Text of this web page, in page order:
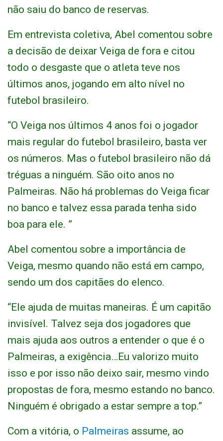
não saiu do banco de reservas.
Em entrevista coletiva, Abel comentou sobre
a decisão de deixar Veiga de fora e citou
todo o desgaste que o atleta teve nos
últimos anos, jogando em alto nível no
futebol brasileiro.
“O Veiga nos últimos 4 anos foi o jogador
mais regular do futebol brasileiro, basta ver
os números. Mas o futebol brasileiro não dá
tréguas a ninguém. São oito anos no
Palmeiras. Não há problemas do Veiga ficar
no banco e talvez essa parada tenha sido
boa para ele. ”
Abel comentou sobre a importância de
Veiga, mesmo quando não está em campo,
sendo um dos capitães do elenco.
“Ele ajuda de muitas maneiras. É um capitão
invisível. Talvez seja dos jogadores que
mais ajuda aos outros a entender o que é o
Palmeiras, a exigência…Eu valorizo muito
isso e por isso não deixo sair, mesmo vindo
propostas de fora, mesmo estando no banco.
Ninguém é obrigado a estar sempre a top.”
Com a vitória, o Palmeiras assume, ao